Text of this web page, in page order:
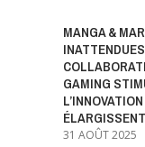
MANGA &
GAMING
31 AOÛT 2025